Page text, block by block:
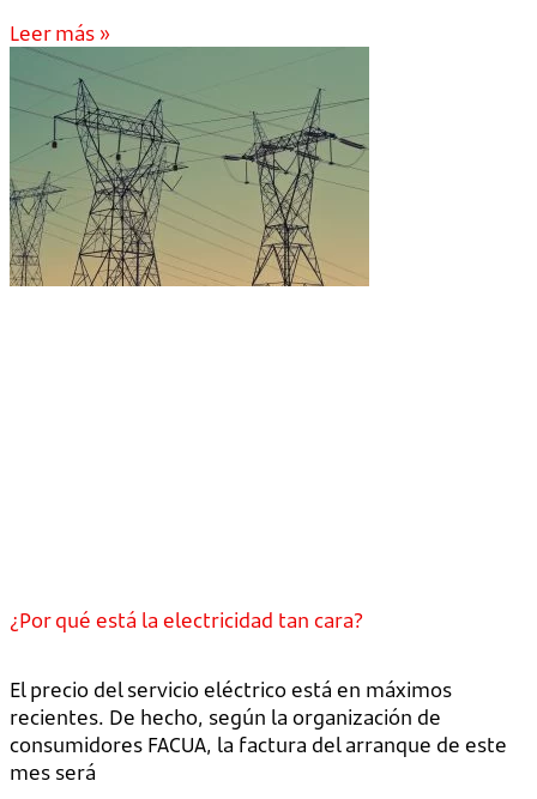
Leer más »
¿Por qué está la electricidad tan cara?
El precio del servicio eléctrico está en máximos
recientes. De hecho, según la organización de
consumidores FACUA, la factura del arranque de este
mes será